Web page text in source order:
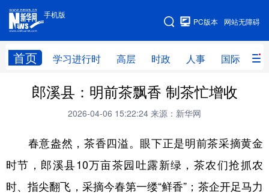
手机版
网站无障碍
PC版本
首页 学习进行时 高层 时政 人事 国际 财
手机版
网站地图
学习进行时 高层 时政 人事
财经 网评
台湾 思客智库 全球连线 教育
科技 科创 量子 体育
文化 书画 健康 军事
郎溪县：明前茶飘香 制茶忙增收
2026-04-06 15:22:24 来源：新华网
春意盎然，茶香四溢。眼下正是明前茶采摘黄金
时节，郎溪县10万亩茶园吐露新绿，茶农们抢抓农
时、指尖翻飞，采摘今春第一缕“鲜香”；茶企开足马力